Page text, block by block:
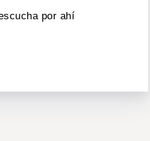
por ahí